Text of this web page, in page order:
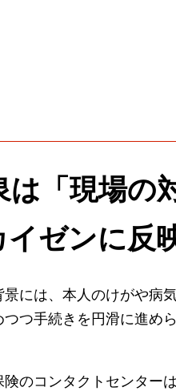
「現場の
ゼンに反
には、本人のけがや病
つ手続きを円滑に進め
のコンタクトセンター